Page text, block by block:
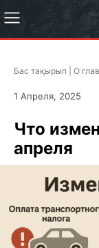
Бас тақырып | О
1 Апреля, 2025
Что
апреля